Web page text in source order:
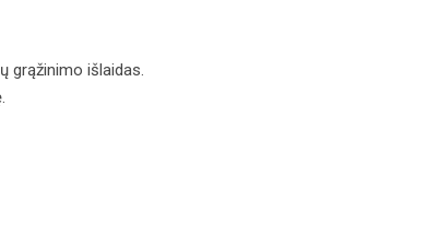
grąžinimo išlaidas.